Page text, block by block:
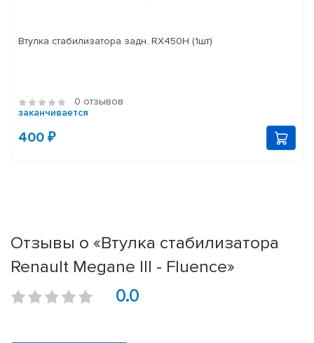
Втулка стабилизатора задн. RX450H (1шт)
0 отзывов
заканчивается
400 ₽
Отзывы о «Втулка стабилизатора
Renault Megane III - Fluence»
0.0